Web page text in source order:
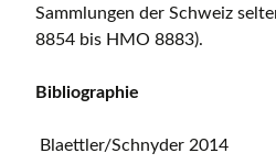
Sammlungen der Schweiz
8854 bis HMO 8883).
Bibliographie
Blaettler/Schnyder 2014